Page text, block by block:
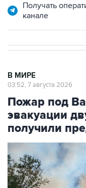
Получать
канале
В МИРЕ
03:52, 7 августа 2026
Пожар под
эвакуации
получили